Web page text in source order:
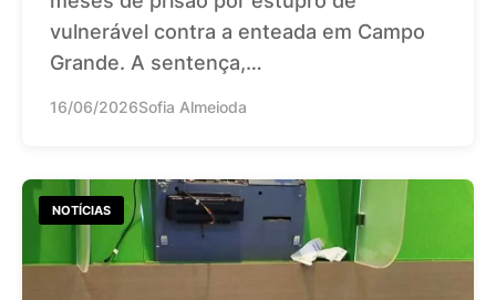
vulnerável contra a enteada em Campo
Grande. A sentença,…
16/06/2026Sofia Almeioda
NOTÍCIAS